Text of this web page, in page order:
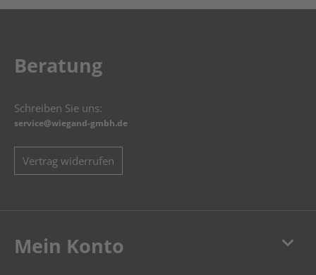
Beratung
Schreiben Sie uns:
service@wiegand-gmbh.de
Vertrag widerrufen
keyboard_arrow_down
Mein Konto